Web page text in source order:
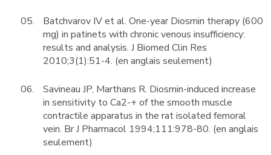
Batchvarov IV et al. One-year Diosmin therapy (600
mg) in patinets with chronic venous insufficiency:
results and analysis. J Biomed Clin Res
2010;3(1):51-4. (en anglais seulement)
Savineau JP, Marthans R. Diosmin-induced increase
in sensitivity to Ca2-+ of the smooth muscle
contractile apparatus in the rat isolated femoral
vein. Br J Pharmacol 1994;111:978-80. (en anglais
seulement)